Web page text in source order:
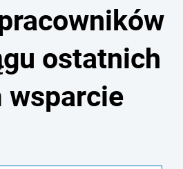
ostatnich
wsparcie